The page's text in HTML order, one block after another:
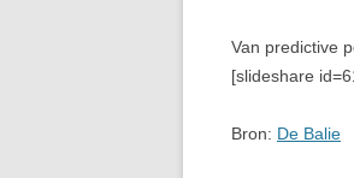
Van predictive
[slideshare
Bron: De Balie